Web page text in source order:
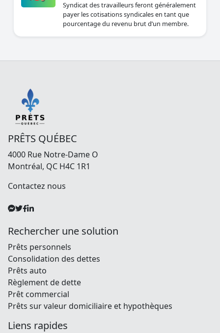
Syndicat des travailleurs feront généralement
payer les cotisations syndicales en tant que
pourcentage du revenu brut d’un membre.
PRÊTS QUÉBEC
4000 Rue Notre-Dame O
Montréal, QC H4C 1R1
Contactez nous
Rechercher une solution
Prêts personnels
Consolidation des dettes
Prêts auto
Règlement de dette
Prêt commercial
Prêts sur valeur domiciliaire et hypothèques
Liens rapides